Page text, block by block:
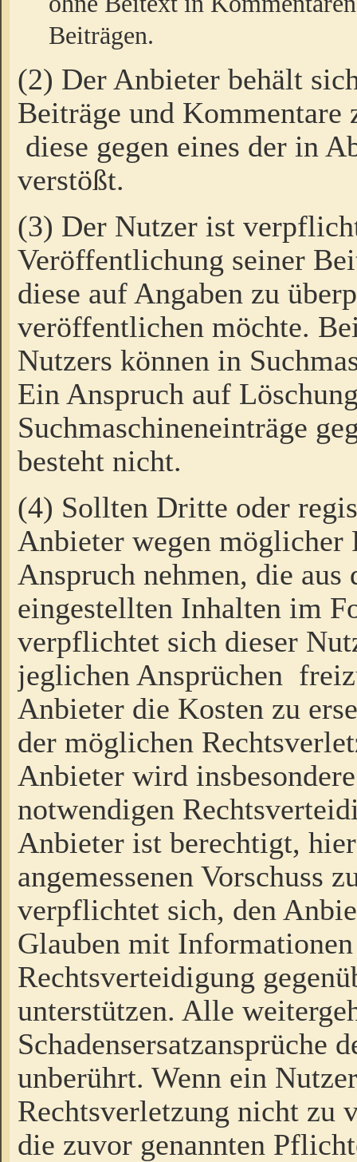
Beiträgen.
(2) Der Anbieter behält
Beiträge und Kommentare
diese gegen eines der in
verstößt.
(3) Der Nutzer ist
Veröffentlichung seiner
diese auf Angaben zu
veröffentlichen möchte.
Nutzers können in
Ein Anspruch auf
Suchmaschineneinträge
besteht nicht.
(4) Sollten Dritte oder
Anbieter wegen möglicher
Anspruch nehmen, die
eingestellten Inhalten im
verpflichtet sich dieser
jeglichen Ansprüchen
Anbieter die Kosten zu
der möglichen
Anbieter wird
notwendigen
Anbieter ist berechtigt,
angemessenen Vorschuss
verpflichtet sich, den
Glauben mit
Rechtsverteidigung
unterstützen. Alle
Schadensersatzansprüche
unberührt. Wenn ein
Rechtsverletzung nicht zu
die zuvor genannten